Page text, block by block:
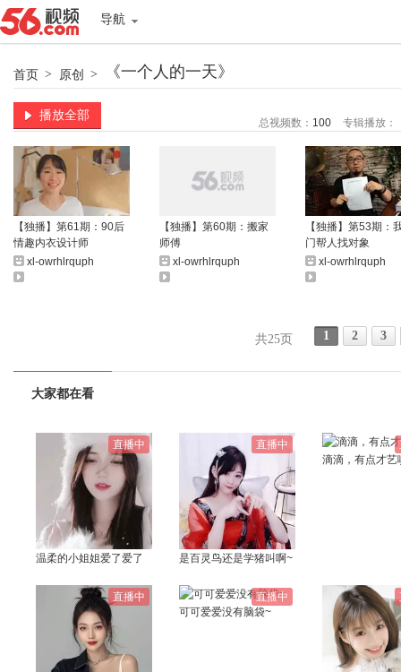
导航
首页 > 原创 > 《一个人的一天》
播放全部
总视频数： 100 专辑播放：
【独播】第61期：90后
情趣内衣设计师
xl-owrhlrquph
【独播】第60期：搬家
师傅
xl-owrhlrquph
【独播】第53期：
门帮人找对象
xl-owrhlrquph
共25页 1 2 3
大家都在看
直播中
温柔的小姐姐爱了爱了
直播中
是百灵鸟还是学猪叫啊~
滴滴，有点才艺
直播中
直播中
可可爱爱没有脑袋~